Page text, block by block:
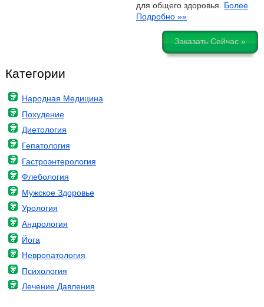
для общего здоровья. Более
Подробно »»
Заказать Сейчас »
Категории
Народная Медицина
Похудение
Диетология
Гепатология
Гастроэнтерология
Флебология
Мужское Здоровье
Урология
Андрология
Йога
Невропатология
Психология
Лечение Давления